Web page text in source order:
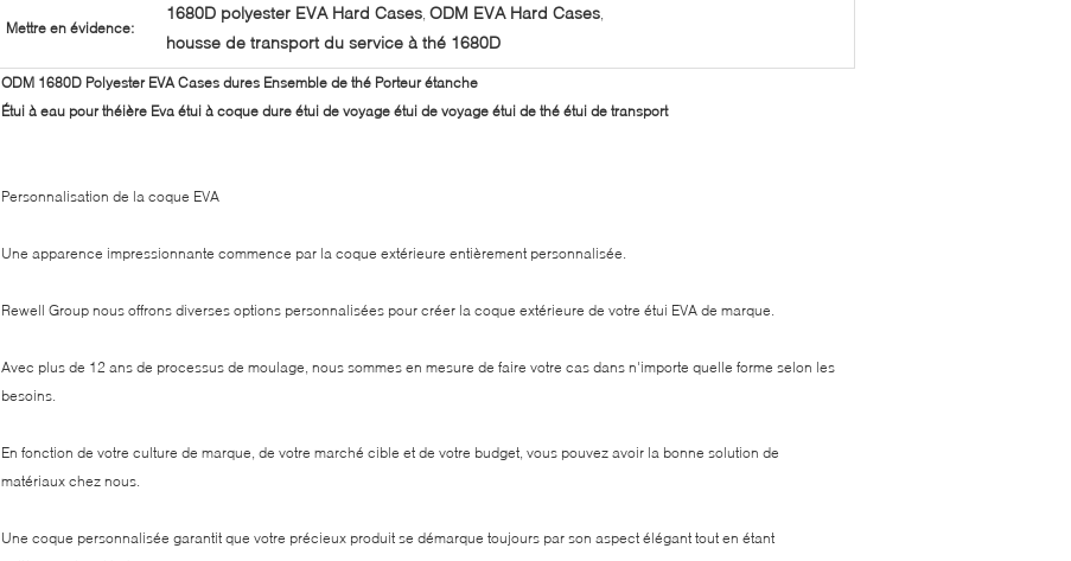
Mettre en évidence:
1680D polyester EVA Hard Cases, ODM EVA Hard Cases,
housse de transport du service à thé 1680D
ODM 1680D Polyester EVA Cases dures Ensemble de thé Porteur étanche
Étui à eau pour théière Eva étui à coque dure étui de voyage étui de voyage étui de thé étui de transport
Personnalisation de la coque EVA
Une apparence impressionnante commence par la coque extérieure entièrement personnalisée.
Rewell Group nous offrons diverses options personnalisées pour créer la coque extérieure de votre étui EVA de marque.
Avec plus de 12 ans de processus de moulage, nous sommes en mesure de faire votre cas dans n'importe quelle forme selon les
besoins.
En fonction de votre culture de marque, de votre marché cible et de votre budget, vous pouvez avoir la bonne solution de
matériaux chez nous.
Une coque personnalisée garantit que votre précieux produit se démarque toujours par son aspect élégant tout en étant